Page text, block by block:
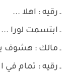
ـ رقيه : اهلا ...
ـ ابتسمت لورا ...
ـ مالك : هشوف
ـ رقيه : تمام في